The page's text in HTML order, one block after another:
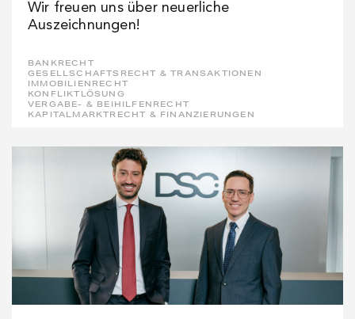
Wir freuen uns über neuerliche
Auszeichnungen!
BANKRECHT
GESELLSCHAFTSRECHT & TRANSAKTIONEN
IMMOBILIENRECHT
KONFLIKTLÖSUNG
VERGABE- & BEIHILFENRECHT
KAPITALMARKTRECHT & FINANZIERUNGEN